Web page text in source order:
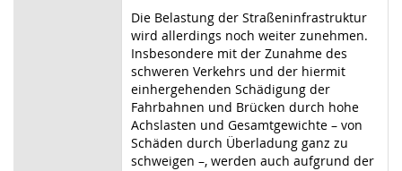
Die Belastung der Straßeninfrastruktur
wird allerdings noch weiter zunehmen.
Insbesondere mit der Zunahme des
schweren Verkehrs und der hiermit
einhergehenden Schädigung der
Fahrbahnen und Brücken durch hohe
Achslasten und Gesamtgewichte – von
Schäden durch Überladung ganz zu
schweigen –, werden auch aufgrund der